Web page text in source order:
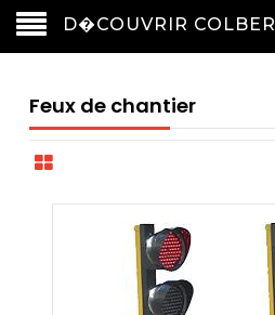
D�COUVRIR COLBER
Feux de chantier